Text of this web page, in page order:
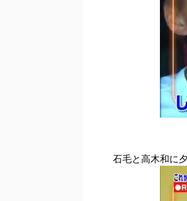
石毛と高木和に